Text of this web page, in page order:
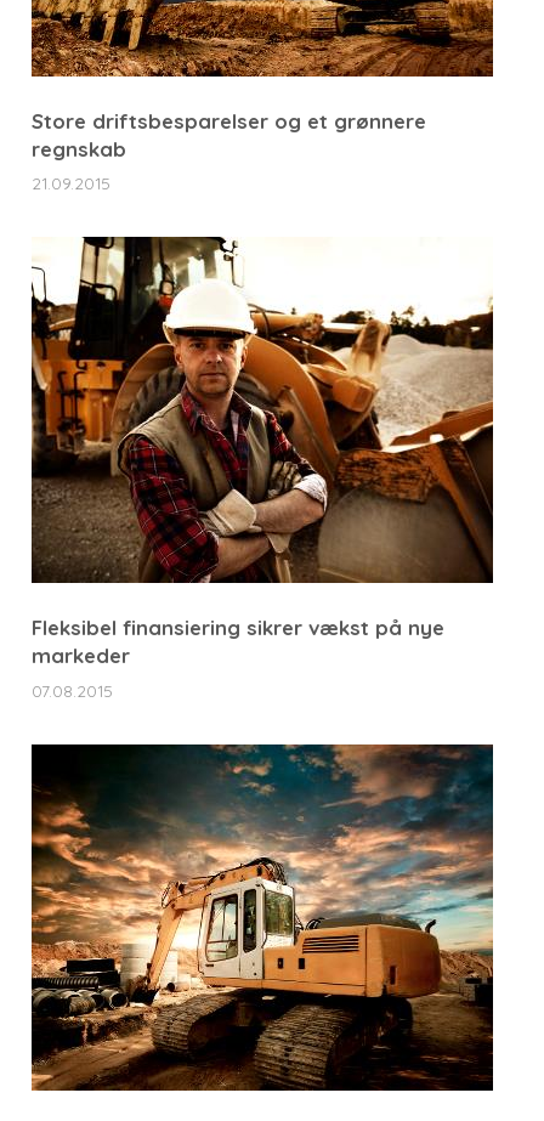
Store driftsbesparelser og et grønnere
regnskab
21.09.2015
Fleksibel finansiering sikrer vækst på nye
markeder
07.08.2015